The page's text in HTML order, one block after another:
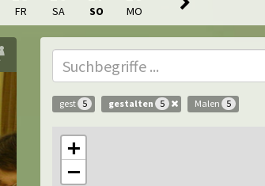
FR SA SO MO
gest 5 gestalten 5 Malen 5
+
−